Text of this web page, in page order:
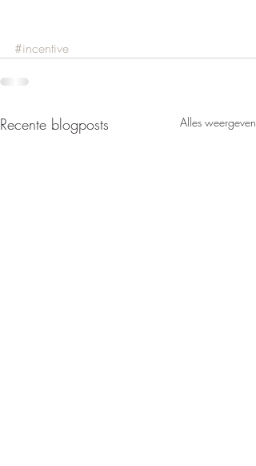
#incentive
Recente blogposts Alles weergeven